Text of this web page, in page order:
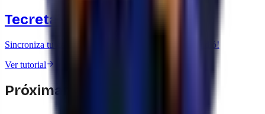
Tecretail
Sincroniza tu catálogo y stock de Tecretail con yavendió!
Ver tutorial
Próximamente